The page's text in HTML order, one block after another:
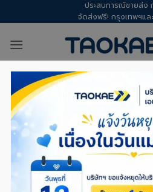
to
ประสบการณ์ขายส่ง
จัดส่งฟรี! กรุงเทพฯแ
TAG ARCHIVES:
TOTAL2,เชื
เชือกฟาง – รวมไอเดีย
กั้นกิจกรรมจากเชือกฟา
ประหยัดงบ